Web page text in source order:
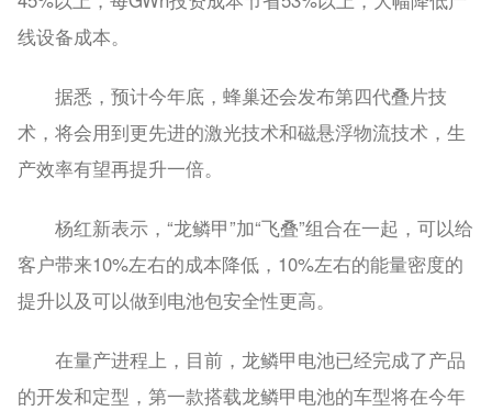
线设备成本。
据悉，预计今年底，蜂巢还会发布第四代叠片技
术，将会用到更先进的激光技术和磁悬浮物流技术，生
产效率有望再提升一倍。
杨红新表示，“龙鳞甲”加“飞叠”组合在一起，可以给
客户带来10%左右的成本降低，10%左右的能量密度的
提升以及可以做到电池包安全性更高。
在量产进程上，目前，龙鳞甲电池已经完成了产品
的开发和定型，第一款搭载龙鳞甲电池的车型将在今年